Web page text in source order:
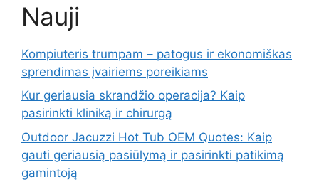
Nauji
Kompiuteris trumpam – patogus ir ekonomiškas
sprendimas įvairiems poreikiams
Kur geriausia skrandžio operacija? Kaip
pasirinkti kliniką ir chirurgą
Outdoor Jacuzzi Hot Tub OEM Quotes: Kaip
gauti geriausią pasiūlymą ir pasirinkti patikimą
gamintoją